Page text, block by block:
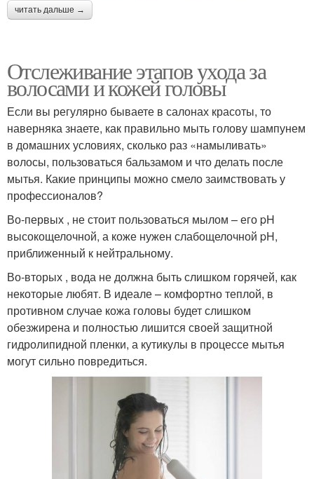
читать дальше →
Отслеживание этапов ухода за
волосами и кожей головы
Если вы регулярно бываете в салонах красоты, то
наверняка знаете, как правильно мыть голову шампунем
в домашних условиях, сколько раз «намыливать»
волосы, пользоваться бальзамом и что делать после
мытья. Какие принципы можно смело заимствовать у
профессионалов?
Во-первых , не стоит пользоваться мылом – его pH
высокощелочной, а коже нужен слабощелочной pH,
приближенный к нейтральному.
Во-вторых , вода не должна быть слишком горячей, как
некоторые любят. В идеале – комфортно теплой, в
противном случае кожа головы будет слишком
обезжирена и полностью лишится своей защитной
гидролипидной пленки, а кутикулы в процессе мытья
могут сильно повредиться.